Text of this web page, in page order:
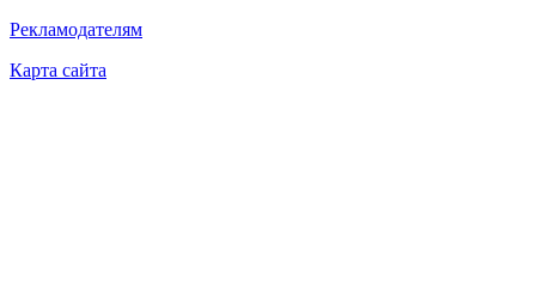
Рекламодателям
Карта сайта